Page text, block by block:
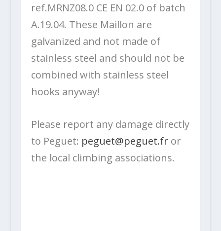
ref.MRNZ08.0 CE EN 02.0 of batch
A.19.04. These Maillon are
galvanized and not made of
stainless steel and should not be
combined with stainless steel
hooks anyway!
Please report any damage directly
to Peguet: peguet@peguet.fror
the local climbing associations.